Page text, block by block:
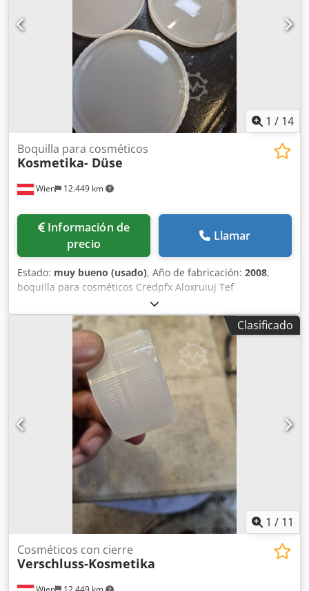
1 / 14
Wien 12.449 km
Boquilla para cosméticos
Kosmetika- Düse
Información de
precio
Llamar
Estado: muy bueno (usado), Año de fabricación: 2008,
boquilla para cosméticos Credpfx Aloxruiuj Tef
Clasificado
1 / 11
Cosméticos con cierre
Verschluss-Kosmetika